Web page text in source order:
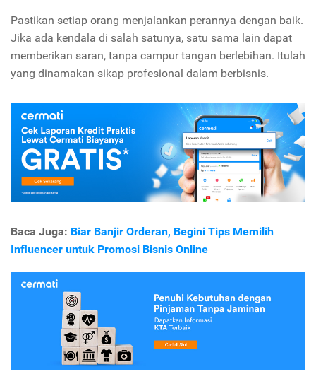
Pastikan setiap orang menjalankan perannya dengan baik.
Jika ada kendala di salah satunya, satu sama lain dapat
memberikan saran, tanpa campur tangan berlebihan. Itulah
yang dinamakan sikap profesional dalam berbisnis.
Baca Juga: Biar Banjir Orderan, Begini Tips Memilih
Influencer untuk Promosi Bisnis Online